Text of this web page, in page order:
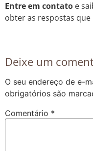
Entre em contato e
obter as respostas
Deixe um
O seu endereço de e-
obrigatórios são
Comentário *